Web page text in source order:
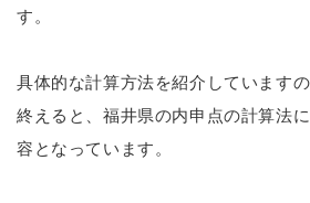
す。
具体的な計算方法を紹介しています
終えると、福井県の内申点の計算法
容となっています。